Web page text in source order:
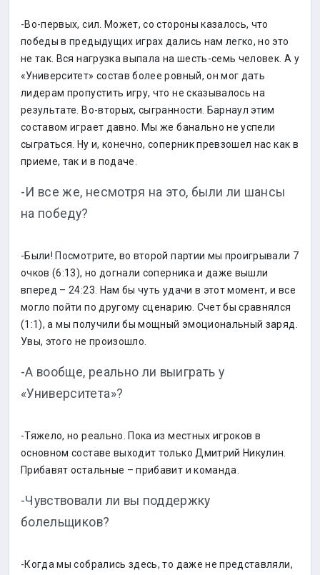
-Во-первых, сил. Может, со стороны казалось, что
победы в предыдущих играх дались нам легко, но это
не так. Вся нагрузка выпала на шесть-семь человек. А у
«Университет» состав более ровный, он мог дать
лидерам пропустить игру, что не сказывалось на
результате. Во-вторых, сыгранности. Барнаул этим
составом играет давно. Мы же банально не успели
сыграться. Ну и, конечно, соперник превзошел нас как в
приеме, так и в подаче.
-И все же, несмотря на это, были ли шансы
на победу?
-Были! Посмотрите, во второй партии мы проигрывали 7
очков (6:13), но догнали соперника и даже вышли
вперед – 24:23. Нам бы чуть удачи в этот момент, и все
могло пойти по другому сценарию. Счет бы сравнялся
(1:1), а мы получили бы мощный эмоциональный заряд.
Увы, этого не произошло.
-А вообще, реально ли выиграть у
«Университета»?
-Тяжело, но реально. Пока из местных игроков в
основном составе выходит только Дмитрий Никулин.
Прибавят остальные – прибавит и команда.
-Чувствовали ли вы поддержку
болельщиков?
-Когда мы собрались здесь, то даже не представляли,